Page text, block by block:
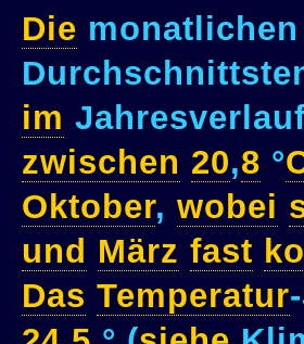
Die monatlichen
im
zwischen 20,8 °
Oktober, wobei
und März fast
Das Temperatur